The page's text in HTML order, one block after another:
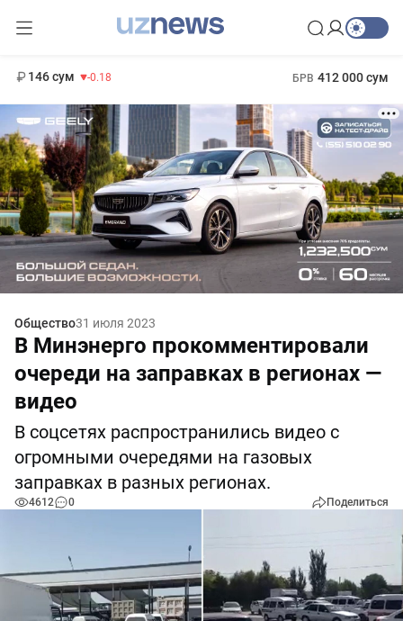
146 сум -0.18 БРВ 412 000 сум
Общество31 июля 2023
В Минэнерго прокомментировали
очереди на заправках в регионах —
видео
В соцсетях распространились видео с
огромными очередями на газовых
заправках в разных регионах.
4612 0 Поделиться